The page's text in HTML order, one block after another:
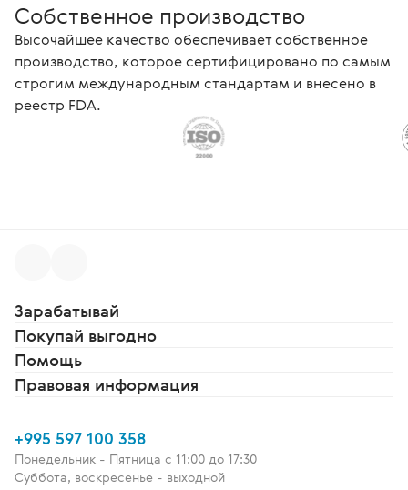
Собственное производство
Высочайшее качество обеспечивает собственное
производство, которое сертифицировано по самым
строгим международным стандартам и внесено в
реестр FDA.
Зарабатывай
Покупай выгодно
Помощь
Правовая информация
+995 597 100 358
Понедельник - Пятница c 11:00 до 17:30
Суббота, воскресенье - выходной